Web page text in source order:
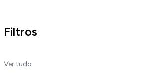
Filtros
Ver tudo